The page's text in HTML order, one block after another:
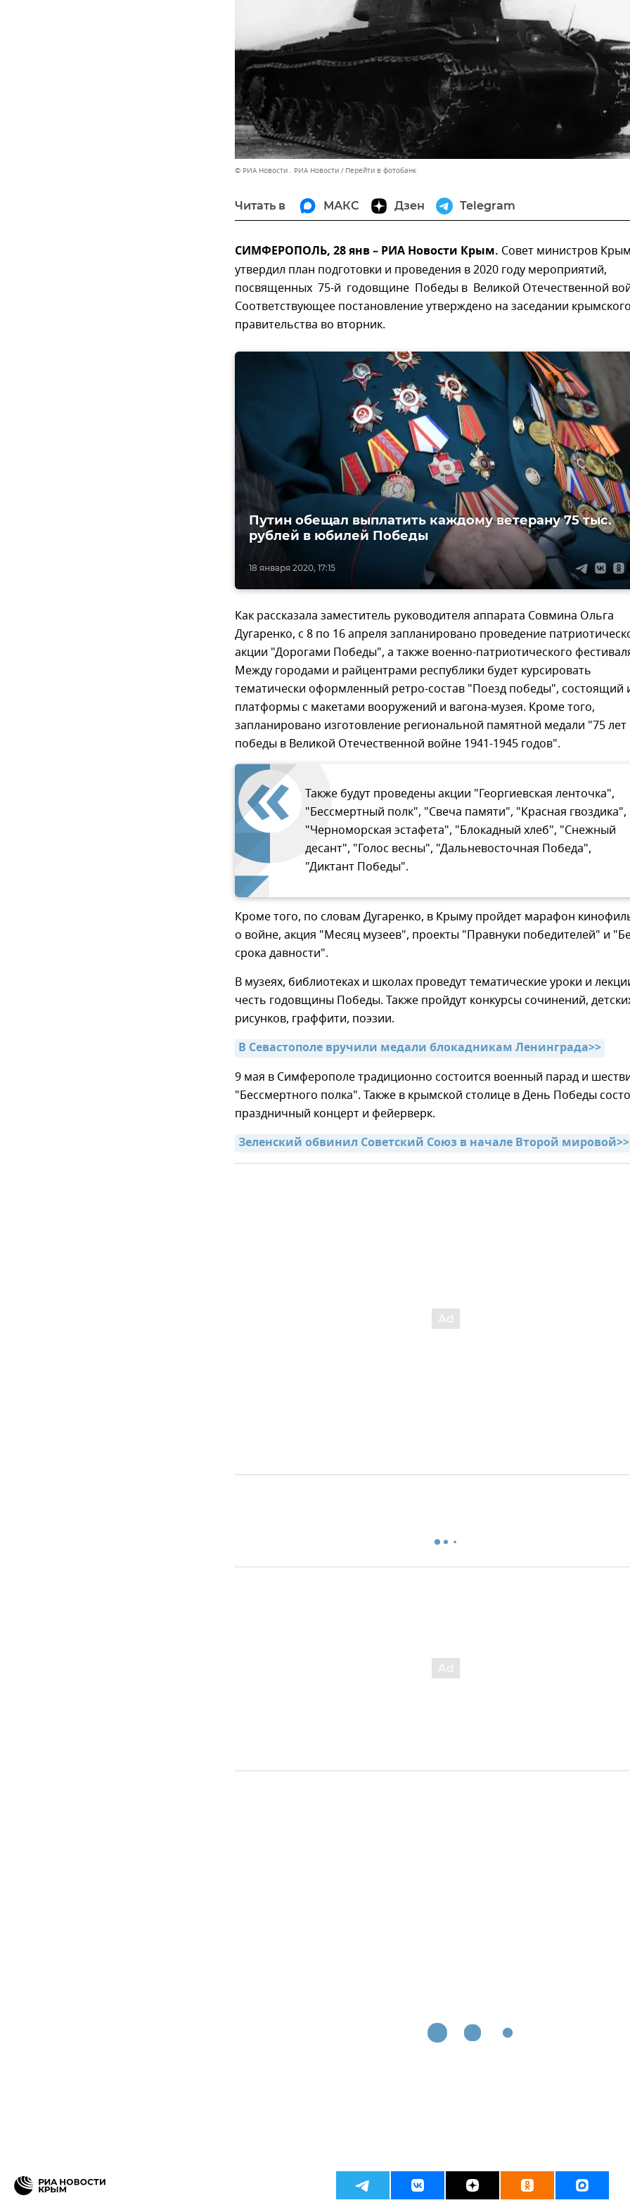
© РИА Новости . РИА Новости Перейти в фотобанк
Читать в МАКС Дзен Telegram
СИМФЕРОПОЛЬ, 28 янв – РИА Новости Крым. Совет министров
утвердил план подготовки и проведения в 2020 году мероприятий,
посвященных 75-й годовщине Победы в Великой Отечественной
Соответствующее постановление утверждено на заседании крымского
правительства во вторник.
18 января 2020, 17:15
Путин обещал выплатить каждому ветерану 75 тыс.
рублей в юбилей Победы
Как рассказала заместитель руководителя аппарата Совмина Ольга
Дугаренко, с 8 по 16 апреля запланировано проведение
акции "Дорогами Победы", а также военно-патриотического
Между городами и райцентрами республики будет курсировать
тематически оформленный ретро-состав "Поезд победы", состоящий
платформы с макетами вооружений и вагона-музея. Кроме того,
запланировано изготовление региональной памятной медали "75 лет
победы в Великой Отечественной войне 1941-1945 годов".
Также будут проведены акции "Георгиевская ленточка",
"Бессмертный полк", "Свеча памяти", "Красная гвоздика",
"Черноморская эстафета", "Блокадный хлеб", "Снежный
десант", "Голос весны", "Дальневосточная Победа",
"Диктант Победы".
Кроме того, по словам Дугаренко, в Крыму пройдет марафон
о войне, акция "Месяц музеев", проекты "Правнуки победителей" и
срока давности".
В музеях, библиотеках и школах проведут тематические уроки и
честь годовщины Победы. Также пройдут конкурсы сочинений,
рисунков, граффити, поэзии.
В Севастополе вручили медали блокадникам Ленинграда>>
9 мая в Симферополе традиционно состоится военный парад и
"Бессмертного полка". Также в крымской столице в День Победы
праздничный концерт и фейерверк.
Зеленский обвинил Советский Союз в начале Второй мировой>>